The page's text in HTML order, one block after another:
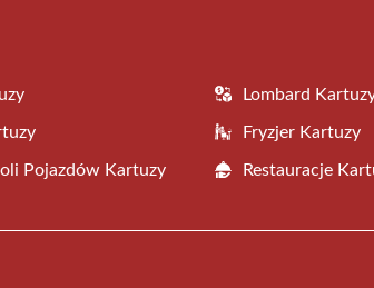
Lombard
Fryzjer Kartuzy
Pojazdów Kartuzy Restauracje